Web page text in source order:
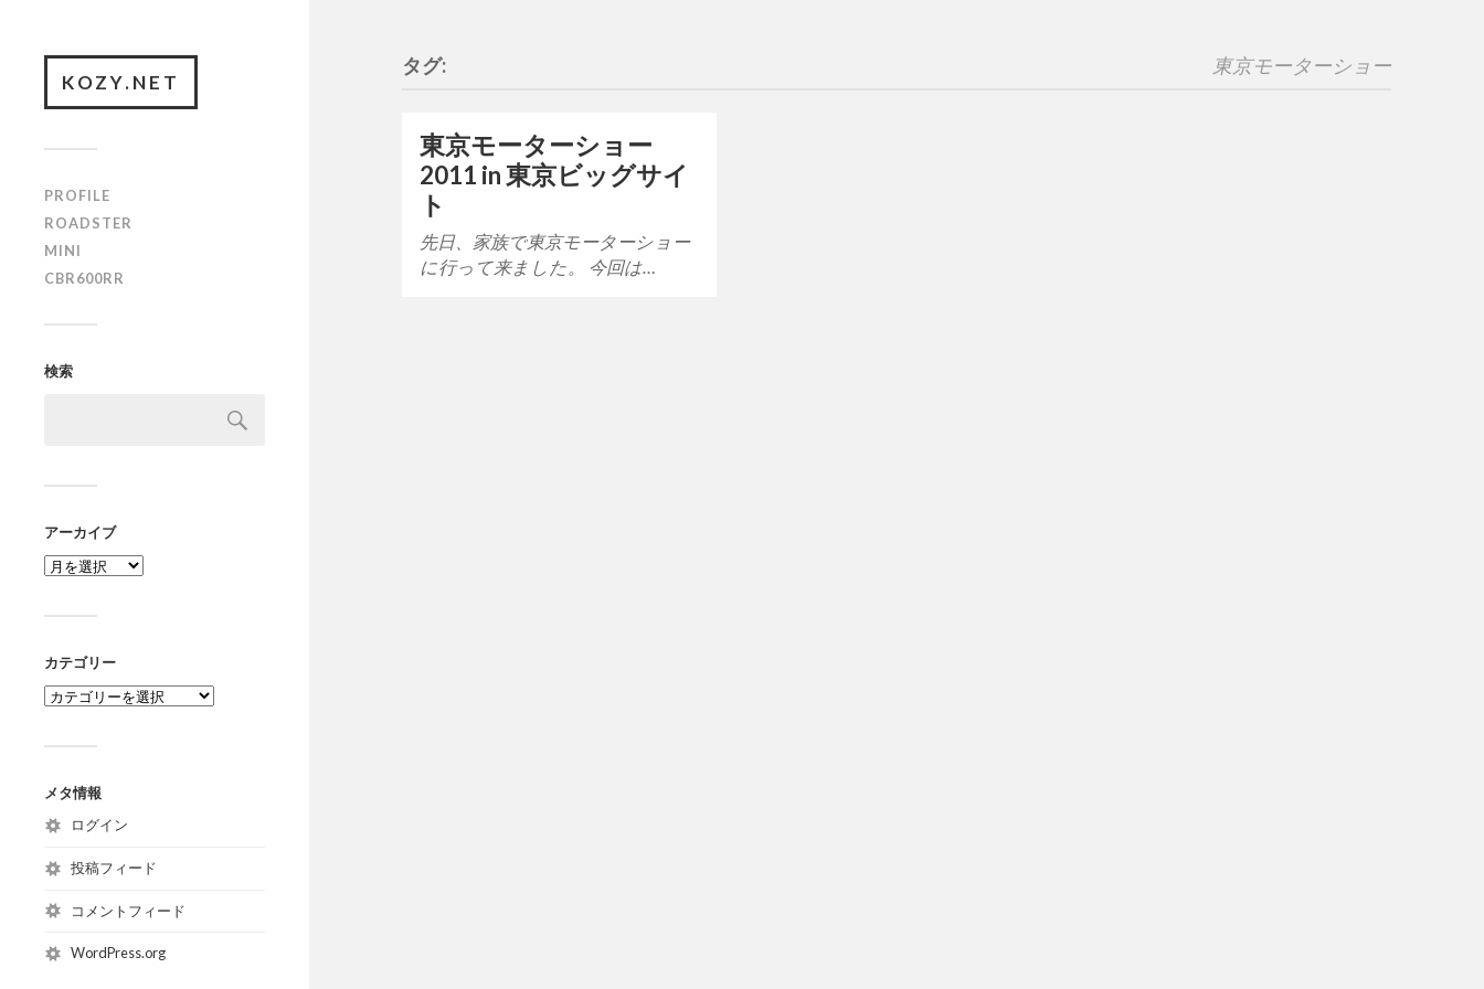
KOZY.NET
PROFILE
ROADSTER
MINI
CBR600RR
検索
アーカイブ
カテゴリー
メタ情報
ログイン
投稿フィード
コメントフィード
WordPress.org
タグ: 東京モーターショー
東京モーターショー
2011 in 東京ビッグサイ
ト
先日、家族で東京モーターショー
に行って来ました。 今回は…